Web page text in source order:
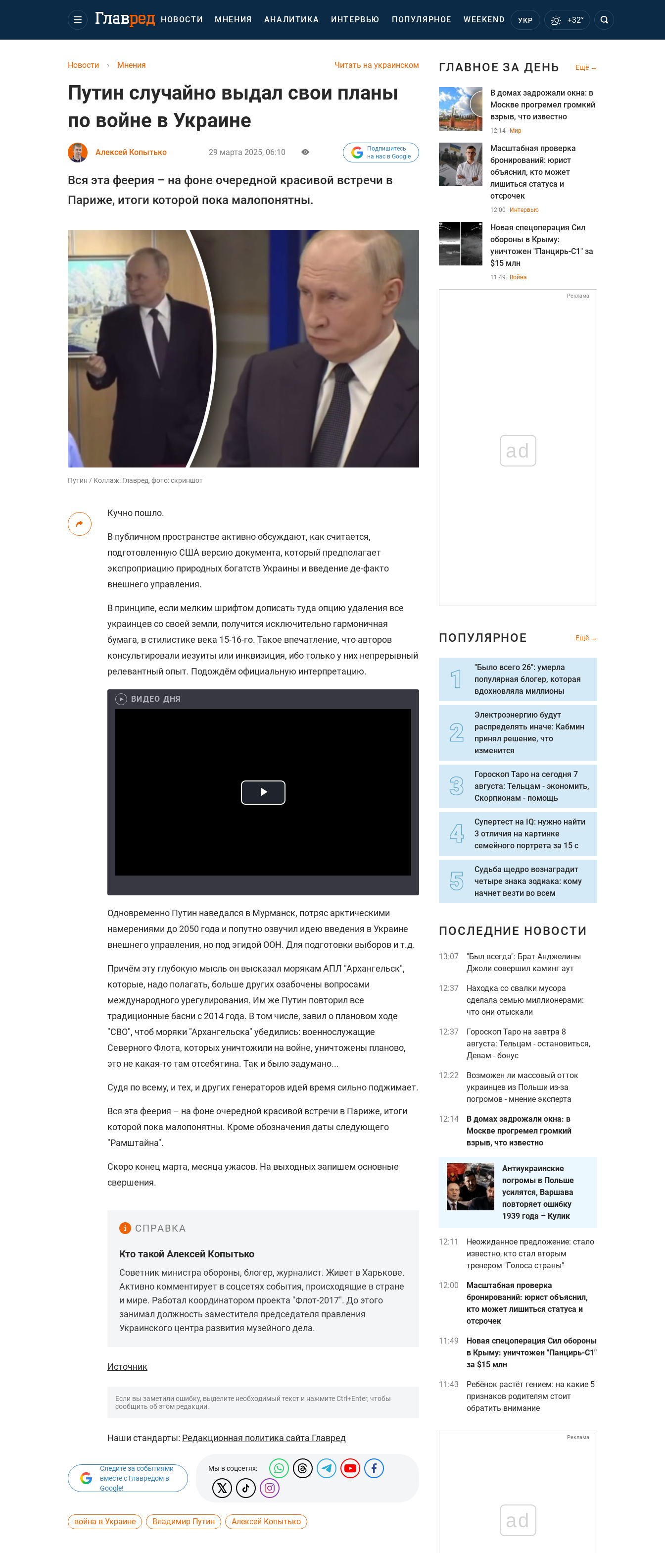
НОВОСТИ МНЕНИЯ АНАЛИТИКА ИНТЕРВЬЮ ПОПУЛЯРНОЕ WEEKEND УКР +32°
Читать на украинском
Новости › Мнения
Путин случайно выдал свои планы
по войне в Украине
Алексей Копытько 29 марта 2025, 06:10
Подпишитесь
на нас в Google
Вся эта феерия – на фоне очередной красивой встречи в
Париже, итоги которой пока малопонятны.
Путин / Коллаж: Главред, фото: скриншот
Кучно пошло.
В публичном пространстве активно обсуждают, как считается,
подготовленную США версию документа, который предполагает
экспроприацию природных богатств Украины и введение де-факто
внешнего управления.
В принципе, если мелким шрифтом дописать туда опцию удаления все
украинцев со своей земли, получится исключительно гармоничная
бумага, в стилистике века 15-16-го. Такое впечатление, что авторов
консультировали иезуиты или инквизиция, ибо только у них непрерывный
релевантный опыт. Подождём официальную интерпретацию.
ВИДЕО ДНЯ
Одновременно Путин наведался в Мурманск, потряс арктическими
намерениями до 2050 года и попутно озвучил идею введения в Украине
внешнего управления, но под эгидой ООН. Для подготовки выборов и т.д.
Причём эту глубокую мысль он высказал морякам АПЛ "Архангельск",
которые, надо полагать, больше других озабочены вопросами
международного урегулирования. Им же Путин повторил все
традиционные басни с 2014 года. В том числе, завил о плановом ходе
"СВО", чтоб моряки "Архангельска" убедились: военнослужащие
Северного Флота, которых уничтожили на войне, уничтожены планово,
это не какая-то там отсебятина. Так и было задумано...
Судя по всему, и тех, и других генераторов идей время сильно поджимает.
Вся эта феерия – на фоне очередной красивой встречи в Париже, итоги
которой пока малопонятны. Кроме обозначения даты следующего
"Рамштайна".
Скоро конец марта, месяца ужасов. На выходных запишем основные
свершения.
СПРАВКА
Кто такой Алексей Копытько
Советник министра обороны, блогер, журналист. Живет в Харькове.
Активно комментирует в соцсетях события, происходящие в стране
и мире. Работал координатором проекта "Флот-2017". До этого
занимал должность заместителя председателя правления
Украинского центра развития музейного дела.
Источник
Если вы заметили ошибку, выделите необходимый текст и нажмите Ctrl+Enter, чтобы
сообщить об этом редакции.
Наши стандарты: Редакционная политика сайта Главред
Следите за событиями
вместе с Главредом в
Google!
Мы в соцсетях:
война в Украине Владимир Путин Алексей Копытько
ГЛАВНОЕ ЗА ДЕНЬ Ещё
В домах задрожали окна: в
Москве прогремел громкий
взрыв, что известно
12:14 Мир
Масштабная проверка
бронирований: юрист
объяснил, кто может
лишиться статуса и
отсрочек
12:00 Интервью
Новая спецоперация Сил
обороны в Крыму:
уничтожен "Панцирь-С1" за
$15 млн
11:49 Война
Реклама
ad
ПОПУЛЯРНОЕ Ещё
"Было всего 26": умерла
популярная блогер, которая
вдохновляла миллионы
Электроэнергию будут
распределять иначе: Кабмин
принял решение, что
изменится
Гороскоп Таро на сегодня 7
августа: Тельцам - экономить,
Скорпионам - помощь
Супертест на IQ: нужно найти
3 отличия на картинке
семейного портрета за 15 с
Судьба щедро вознаградит
четыре знака зодиака: кому
начнет везти во всем
ПОСЛЕДНИЕ НОВОСТИ
13:07
"Был всегда": Брат Анджелины
Джоли совершил каминг аут
12:37
Находка со свалки мусора
сделала семью миллионерами:
что они отыскали
12:37
Гороскоп Таро на завтра 8
августа: Тельцам - остановиться,
Девам - бонус
12:22
Возможен ли массовый отток
украинцев из Польши из-за
погромов - мнение эксперта
12:14
В домах задрожали окна: в
Москве прогремел громкий
взрыв, что известно
Антиукраинские
погромы в Польше
усилятся, Варшава
повторяет ошибку
1939 года – Кулик
12:11
Неожиданное предложение: стало
известно, кто стал вторым
тренером "Голоса страны"
12:00
Масштабная проверка
бронирований: юрист объяснил,
кто может лишиться статуса и
отсрочек
11:49
Новая спецоперация Сил обороны
в Крыму: уничтожен "Панцирь-С1"
за $15 млн
11:43
Ребёнок растёт гением: на какие 5
признаков родителям стоит
обратить внимание
Реклама
ad